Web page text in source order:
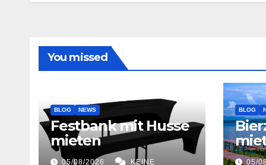
You missed
BLOG NEWS
Festbank mit Husse
mieten
05/08/2026 KEINE
BLOG
05/